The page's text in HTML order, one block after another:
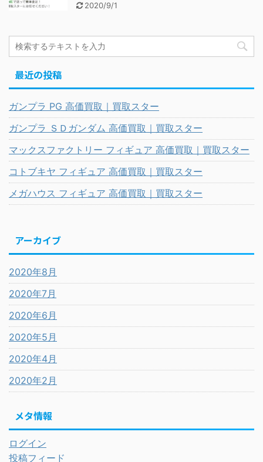
2020/9/1
最近の投稿
ガンプラ PG 高価買取｜買取スター
ガンプラ ＳＤガンダム 高価買取｜買取スター
マックスファクトリー フィギュア 高価買取｜買取スター
コトブキヤ フィギュア 高価買取｜買取スター
メガハウス フィギュア 高価買取｜買取スター
アーカイブ
2020年8月
2020年7月
2020年6月
2020年5月
2020年4月
2020年2月
メタ情報
ログイン
投稿フィード